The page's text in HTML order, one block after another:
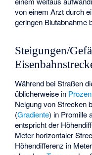
von einem Arzt durch
geringen Blutabnahme
Steigungen/
Während bei Straßen
üblicherweise in
Neigung von Strecken
(Gradiente) in Promille
entspricht der
Meter horizontaler
Höhendifferenz in